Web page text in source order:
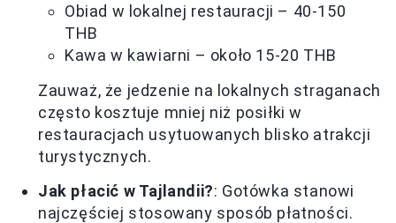
Obiad w lokalnej restauracji – 40-150
THB
Kawa w kawiarni – około 15-20 THB
Zauważ, że jedzenie na lokalnych straganach
często kosztuje mniej niż posiłki w
restauracjach usytuowanych blisko atrakcji
turystycznych.
Jak płacić w Tajlandii?: Gotówka stanowi
najczęściej stosowany sposób płatności.